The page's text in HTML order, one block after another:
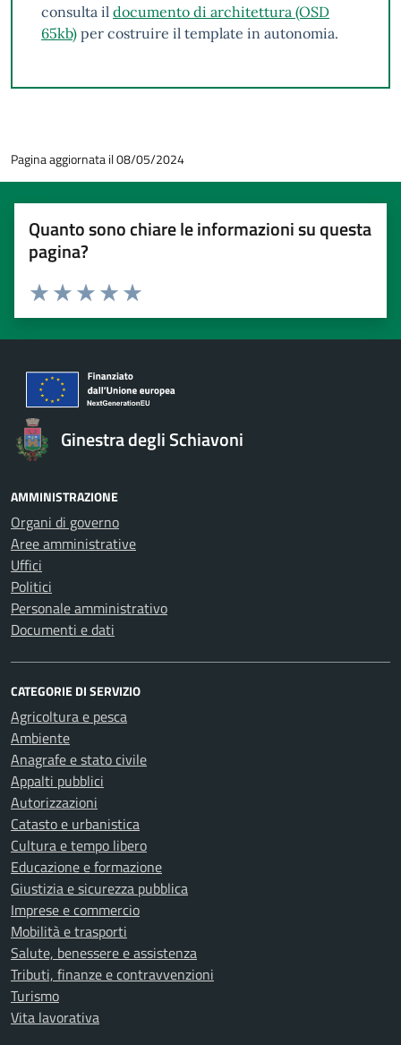
consulta il documento di architettura (OSD
65kb) per costruire il template in autonomia.
Pagina aggiornata il 08/05/2024
Quanto sono chiare le informazioni su questa
pagina?
Valuta 5 stelle su 5
Valuta 4 stelle su 5
Valuta 3 stelle su 5
Valuta 2 stelle su 5
Valuta 1 stelle su 5
Ginestra degli Schiavoni
AMMINISTRAZIONE
Organi di governo
Aree amministrative
Uffici
Politici
Personale amministrativo
Documenti e dati
CATEGORIE DI SERVIZIO
Agricoltura e pesca
Ambiente
Anagrafe e stato civile
Appalti pubblici
Autorizzazioni
Catasto e urbanistica
Cultura e tempo libero
Educazione e formazione
Giustizia e sicurezza pubblica
Imprese e commercio
Mobilità e trasporti
Salute, benessere e assistenza
Tributi, finanze e contravvenzioni
Turismo
Vita lavorativa